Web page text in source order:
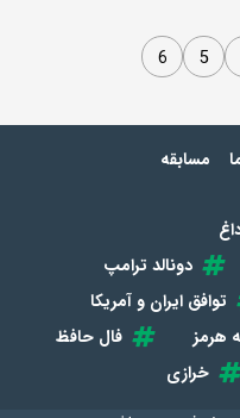
5
6
مسابقه
دونالد ترامپ
توافق ایران و آمریکا
هرمز
فال حافظ
خرازی